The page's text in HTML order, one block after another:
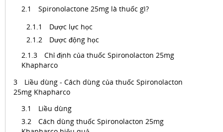
Spironolactone 25mg là thuốc gì?
Dược lực học
Dược động học
Chỉ định của thuốc Spironolacton 25mg
Khapharco
Liều dùng - Cách dùng của thuốc Spironolacton
25mg Khapharco
Liều dùng
Cách dùng thuốc Spironolacton 25mg